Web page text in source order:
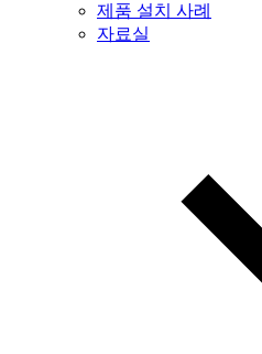
제품 설치 사례
자료실